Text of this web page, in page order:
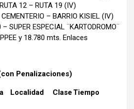
12 – RUTA 19 (IV)
– BARRIO KISIEL (IV)
SUPER ESPECIAL ¨KARTODROMO¨
y 18.780 mts. Enlaces
Penalizaciones)
Localidad Clase Tiempo